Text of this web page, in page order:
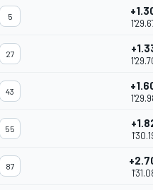
5
27
43
55
87